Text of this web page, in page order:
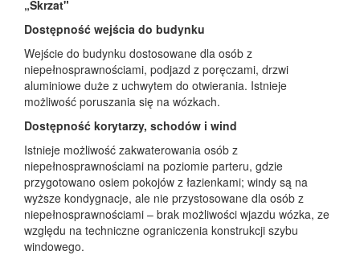
„Skrzat"
Dostępność wejścia do budynku
Wejście do budynku dostosowane dla osób z
niepełnosprawnościami, podjazd z poręczami, drzwi
aluminiowe duże z uchwytem do otwierania. Istnieje
możliwość poruszania się na wózkach.
Dostępność korytarzy, schodów i wind
Istnieje możliwość zakwaterowania osób z
niepełnosprawnościami na poziomie parteru, gdzie
przygotowano osiem pokojów z łazienkami; windy są na
wyższe kondygnacje, ale nie przystosowane dla osób z
niepełnosprawnościami – brak możliwości wjazdu wózka, ze
względu na techniczne ograniczenia konstrukcji szybu
windowego.